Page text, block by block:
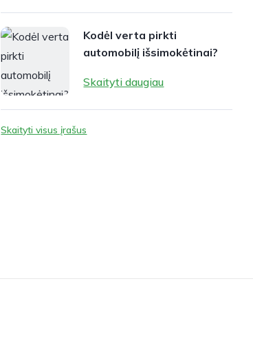
Kodėl verta pirkti
automobilį išsimokėtinai?
Skaityti daugiau
Skaityti visus įrašus